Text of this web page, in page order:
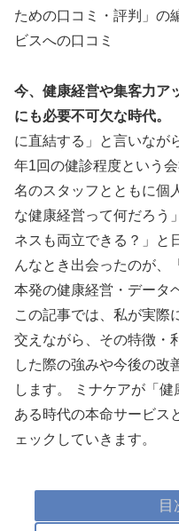
ための口コミ・評判」の
ビスへの口コミ
今、健康経営や集客力ア
にも必要不可欠な時代。
に直結する」と言いなが
年1回の健診程度という
名のスタッフとともに個
な健康経営って何だろう
ネスも両立できる？」と
んなとき出会ったのが、
本発の健康経営・データ
この記事では、私が実際
交えながら、その特徴・
した際の強みや今後の改
します。 ミナケアが「
ある時代の本命サービス
ェックしていきます。
目